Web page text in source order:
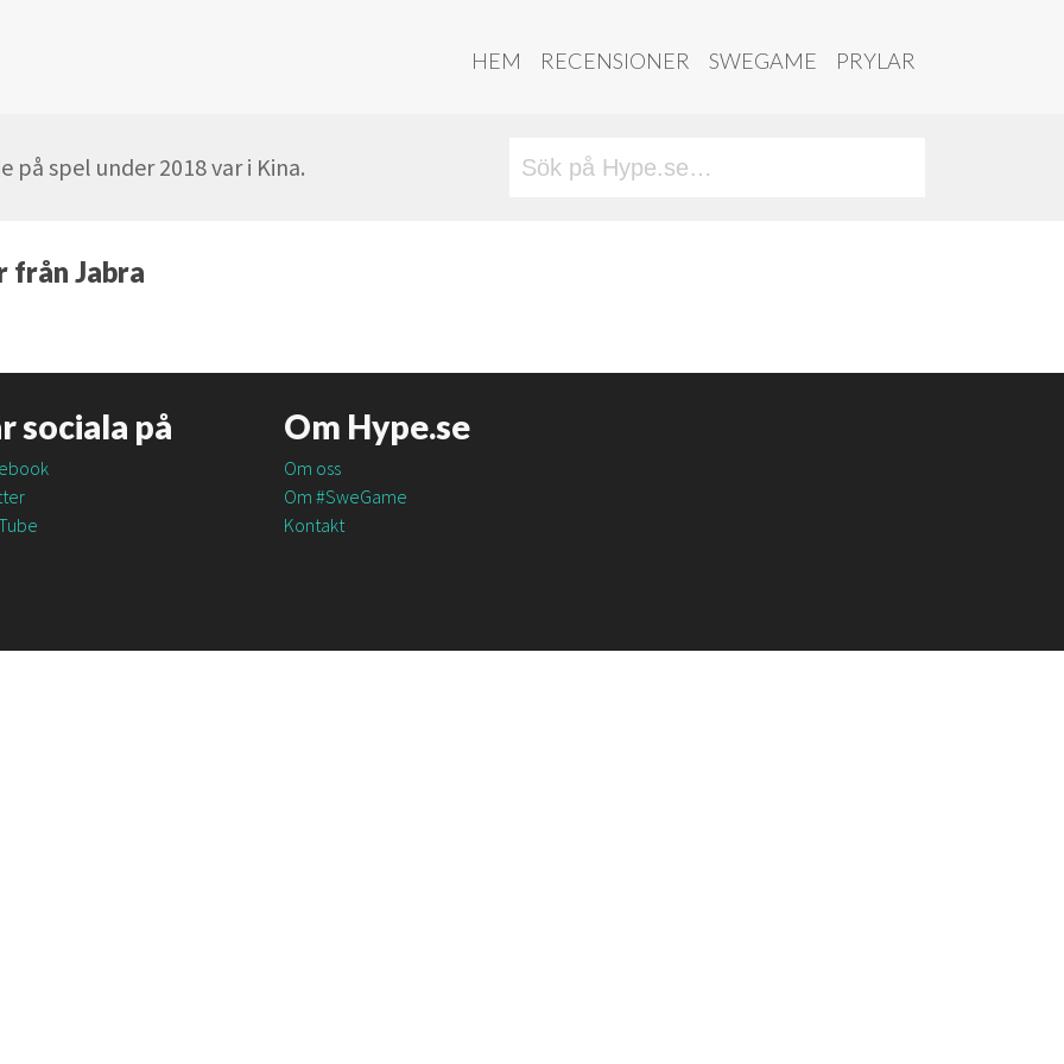
HEM RECENSIONER SWEGAME PRYLAR
på spel under 2018 var i Kina.
från Jabra
sociala på Om Hype.se
Om oss
Om #SweGame
Kontakt